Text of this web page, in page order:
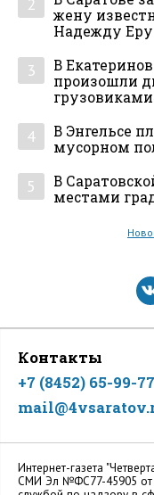
жену
Надежду
3
В
произошли
грузовиками
4
В Энгельсе
мусорном
5
В
местами
Контакты
+7 (8452) 65-99-77
Интернет-газета
СМИ Эл №ФС77-45905 от